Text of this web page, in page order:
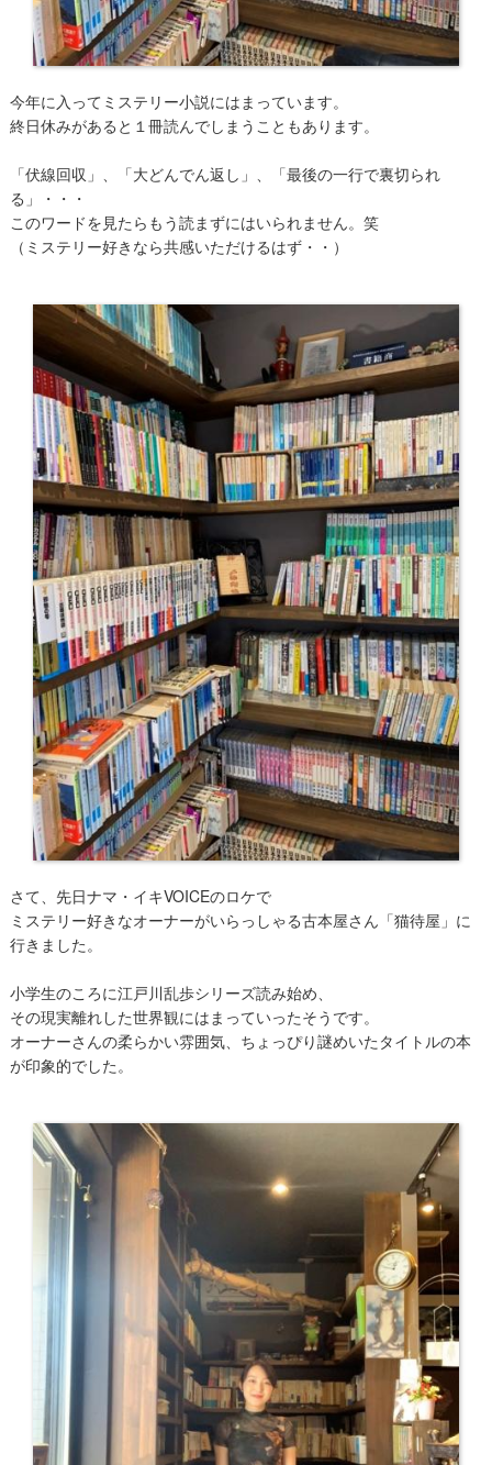
今年に入ってミステリー小説にはまっています。
終日休みがあると１冊読んでしまうこともあります。
「伏線回収」、「大どんでん返し」、「最後の一行で裏切られ
る」・・・
このワードを見たらもう読まずにはいられません。笑
（ミステリー好きなら共感いただけるはず・・）
さて、先日ナマ・イキVOICEのロケで
ミステリー好きなオーナーがいらっしゃる古本屋さん「猫待屋」に
行きました。
小学生のころに江戸川乱歩シリーズ読み始め、
その現実離れした世界観にはまっていったそうです。
オーナーさんの柔らかい雰囲気、ちょっぴり謎めいたタイトルの本
が印象的でした。